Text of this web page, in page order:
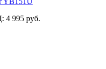
4 995 руб.